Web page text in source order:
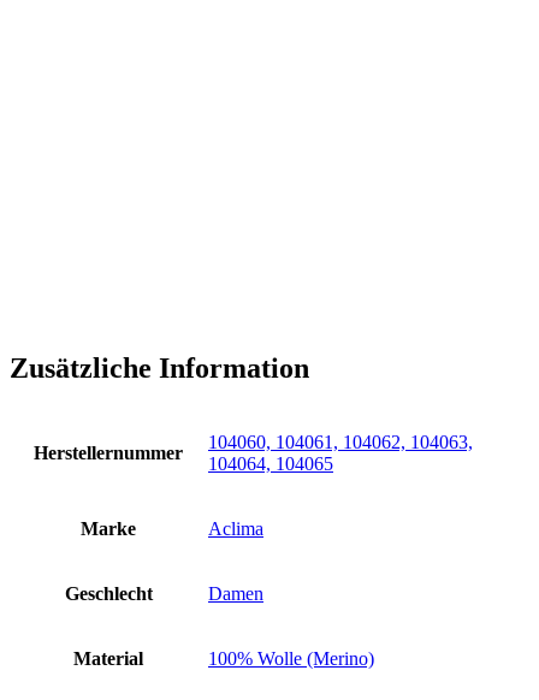
Zusätzliche Information
Herstellernummer
104060, 104061, 104062, 104063,
104064, 104065
Marke Aclima
Geschlecht Damen
Material 100% Wolle (Merino)